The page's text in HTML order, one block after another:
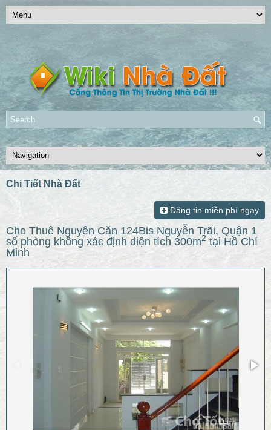
Chi Tiết Nhà Đất
Đăng tin miễn phí ngay
Cho Thuê Nguyên Căn 124Bis Nguyễn Trãi, Quận 1
số phòng không xác định diện tích 300m2 tại Hồ Chí
Minh